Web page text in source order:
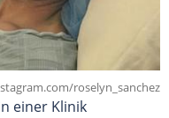
roselyn_sanchez
einer Klinik